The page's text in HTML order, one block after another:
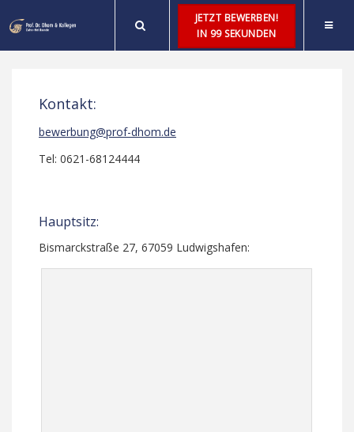
JETZT BEWERBEN!
IN 99 SEKUNDEN
Kontakt:
bewerbung@prof-dhom.de
Tel: 0621-68124444
Hauptsitz:
Bismarckstraße 27, 67059 Ludwigshafen: